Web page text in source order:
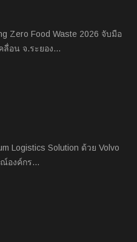
Zero Food Waste 2026 จับมือ
ลื่อน จ.ระยอง…
Logistics Solution ด้วย Volvo
ณ์องค์กร…